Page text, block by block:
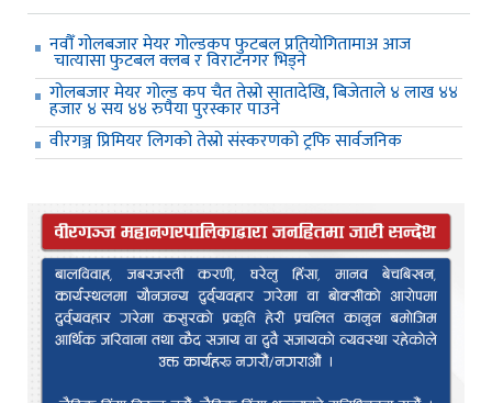
नवौँ गोलबजार मेयर गोल्डकप फुटबल प्रतियोगितामाअ आज
चात्यासा फुटबल क्लब र विराटनगर भिड्ने
गोलबजार मेयर गोल्ड कप चैत तेस्रो सातादेखि, बिजेताले ४ लाख ४४
हजार ४ सय ४४ रुपैया पुरस्कार पाउने
वीरगञ्ज प्रिमियर लिगको तेस्रो संस्करणको ट्रफि सार्वजनिक